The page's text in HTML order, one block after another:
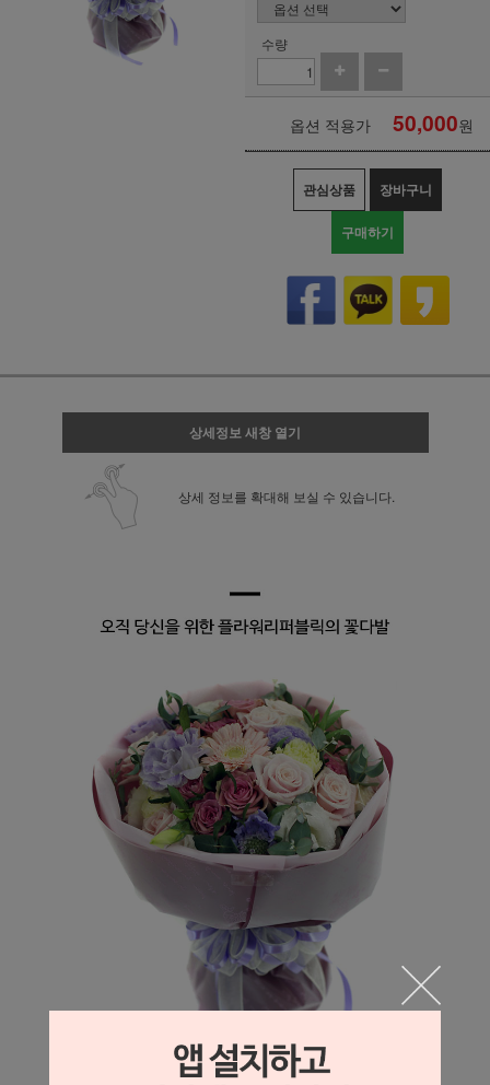
수량
옵션 적용가 50,000원
관심상품 장바구니
구매하기
상세정보 새창 열기
상세 정보를 확대해 보실 수 있습니다.